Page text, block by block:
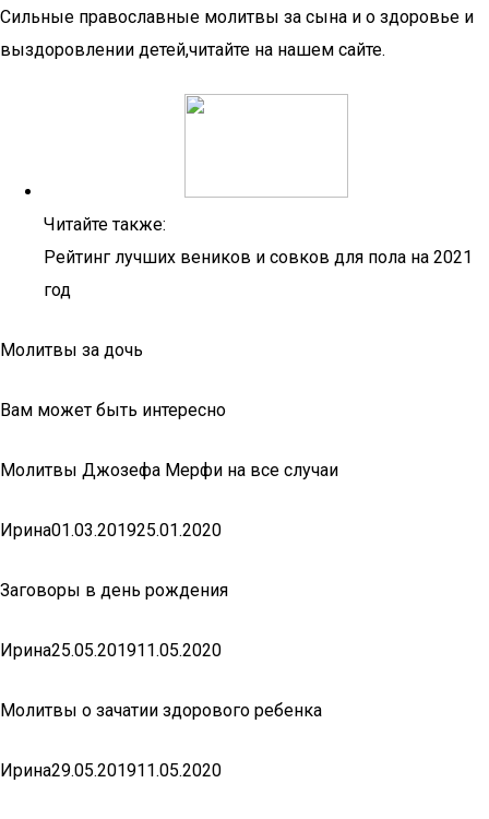
Сильные православные молитвы за сына и о здоровье и
выздоровлении детей,читайте на нашем сайте.
Читайте также:
Рейтинг лучших веников и совков для пола на 2021
год
Молитвы за дочь
Вам может быть интересно
Молитвы Джозефа Мерфи на все случаи
Ирина01.03.201925.01.2020
Заговоры в день рождения
Ирина25.05.201911.05.2020
Молитвы о зачатии здорового ребенка
Ирина29.05.201911.05.2020